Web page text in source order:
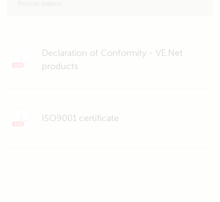
Declaration of Conformity - VE.Net
products
ISO9001 certificate